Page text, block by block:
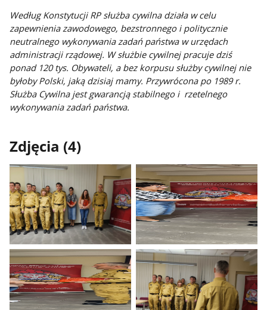
Według Konstytucji RP służba cywilna działa w celu
zapewnienia zawodowego, bezstronnego i politycznie
neutralnego wykonywania zadań państwa w urzędach
administracji rządowej. W służbie cywilnej pracuje dziś
ponad 120 tys. Obywateli, a bez korpusu służby cywilnej nie
byłoby Polski, jaką dzisiaj mamy. Przywrócona po 1989 r.
Służba Cywilna jest gwarancją stabilnego i rzetelnego
wykonywania zadań państwa.
Zdjęcia (4)
Pokaż
zdjęcie
1
z
galerii.
Pokaż
zdjęcie
galerii.